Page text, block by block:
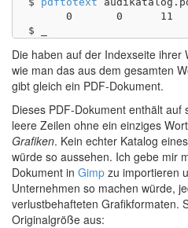
      0       0      11
Die haben auf der Indexseite ihrer
wie man das aus dem gesamten
gibt gleich ein PDF-Dokument.
Dieses PDF-Dokument enthält
leere Zeilen ohne ein einziges
Grafiken. Kein echter Katalog
würde so aussehen. Ich gebe mir
Dokument in Gimp zu importieren
Unternehmen so machen würde,
verlustbehafteten Grafikformaten.
Originalgröße aus: